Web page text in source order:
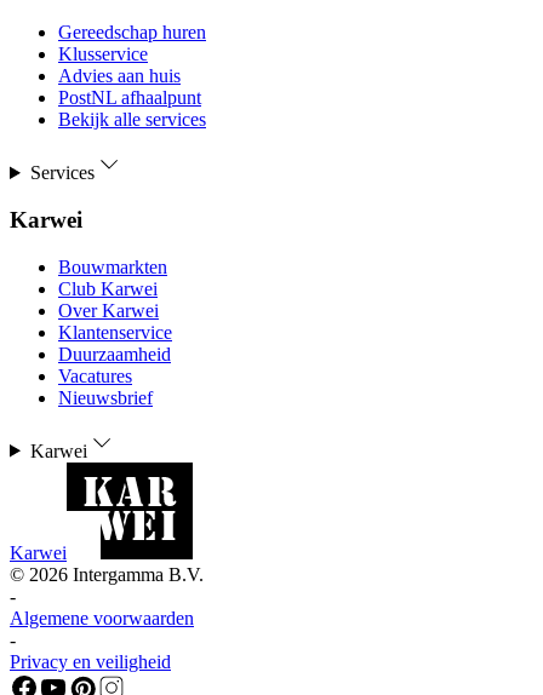
Gereedschap huren
Klusservice
Advies aan huis
PostNL afhaalpunt
Bekijk alle services
Services
Karwei
Bouwmarkten
Club Karwei
Over Karwei
Klantenservice
Duurzaamheid
Vacatures
Nieuwsbrief
Karwei
Karwei
© 2026 Intergamma B.V.
-
Algemene voorwaarden
-
Privacy en veiligheid